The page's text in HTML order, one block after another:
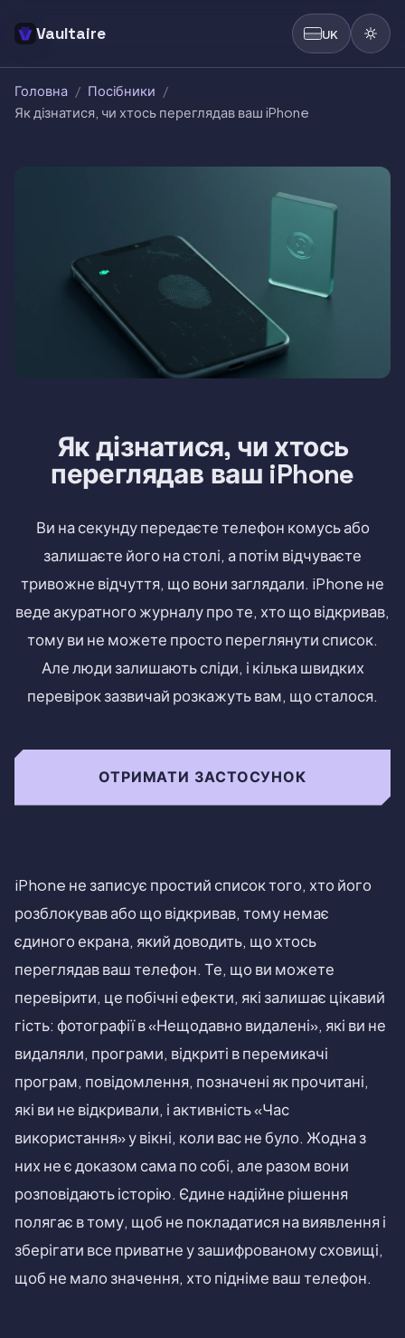
Vaultaire UK
Головна / Посібники /
Як дізнатися, чи хтось переглядав ваш iPhone
Як дізнатися, чи хтось
переглядав ваш iPhone
Ви на секунду передаєте телефон комусь або
залишаєте його на столі, а потім відчуваєте
тривожне відчуття, що вони заглядали. iPhone не
веде акуратного журналу про те, хто що відкривав,
тому ви не можете просто переглянути список.
Але люди залишають сліди, і кілька швидких
перевірок зазвичай розкажуть вам, що сталося.
ОТРИМАТИ ЗАСТОСУНОК
iPhone не записує простий список того, хто його
розблокував або що відкривав, тому немає
єдиного екрана, який доводить, що хтось
переглядав ваш телефон. Те, що ви можете
перевірити, це побічні ефекти, які залишає цікавий
гість: фотографії в «Нещодавно видалені», які ви не
видаляли, програми, відкриті в перемикачі
програм, повідомлення, позначені як прочитані,
які ви не відкривали, і активність «Час
використання» у вікні, коли вас не було. Жодна з
них не є доказом сама по собі, але разом вони
розповідають історію. Єдине надійне рішення
полягає в тому, щоб не покладатися на виявлення і
зберігати все приватне у зашифрованому сховищі,
щоб не мало значення, хто підніме ваш телефон.